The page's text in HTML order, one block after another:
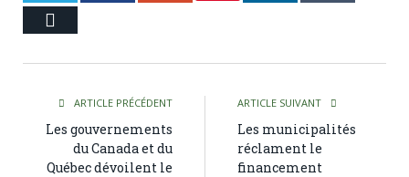
ARTICLE PRÉCÉDENT
Les gouvernements
du Canada et du
Québec dévoilent le
ARTICLE SUIVANT
Les municipalités
réclament le
financement